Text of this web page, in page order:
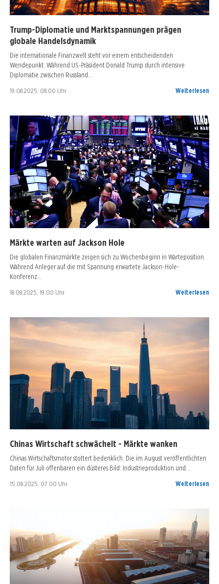
Trump-Diplomatie und Marktspannungen prägen
globale Handelsdynamik
Die internationale Finanzwelt steht vor einem entscheidenden
Wendepunkt. Während US-Präsident Donald Trump durch intensive
Diplomatie zwischen Russland…
19.08.2025, 08:00 Uhr Weiterlesen
Märkte warten auf Jackson Hole
Die globalen Finanzmärkte zeigen sich zu Wochenbeginn in Warteposition.
Während Anleger auf die mit Spannung erwartete Jackson-Hole-
Konferenz…
18.08.2025, 19:00 Uhr Weiterlesen
Chinas Wirtschaft schwächelt - Märkte wanken
Chinas Wirtschaftsmotor stottert bedenklich. Die im August veröffentlichten
Daten für Juli offenbaren ein düsteres Bild: Industrieproduktion und…
15.08.2025, 07:00 Uhr Weiterlesen